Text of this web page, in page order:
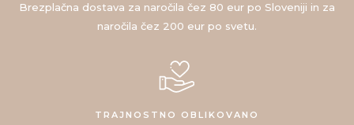
Brezplačna dostava za naročila čez 80 eur po Sloveniji in za
naročila čez 200 eur po svetu.
TRAJNOSTNO OBLIKOVANO